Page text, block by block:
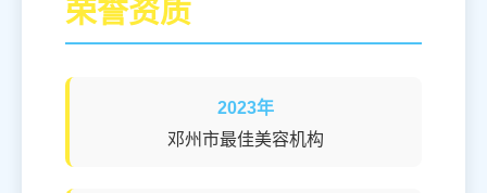
荣誉资质
2023年
邓州市最佳美容机构